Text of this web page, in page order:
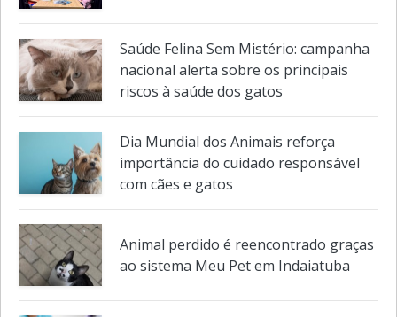
Saúde Felina Sem Mistério: campanha
nacional alerta sobre os principais
riscos à saúde dos gatos
Dia Mundial dos Animais reforça
importância do cuidado responsável
com cães e gatos
Animal perdido é reencontrado graças
ao sistema Meu Pet em Indaiatuba